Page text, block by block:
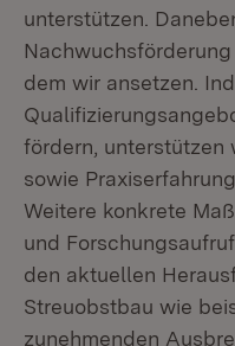
unterstützen.
dem wir ansetzen.
fördern, unterstützen
sowie
Weitere konkrete
und
den aktuellen
Streuobstbau wie
zunehmenden